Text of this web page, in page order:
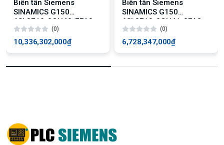
Biến tần Siemens
SINAMICS G150
6SL3710-2GH42-7EA3:
Tủ chuyển đổi 2700kW
(0)
10,336,302,000₫
Biến tần Siemens
SINAMICS G150
6SL3710-2GH41-8EA3:
Tủ chuyển đổi 1750kW
(0)
6,728,347,000₫